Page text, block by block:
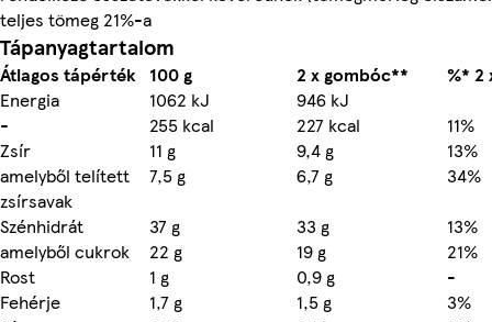
teljes tömeg 21%-a
Tápanyagtartalom
Átlagos tápérték 100 g 2 x gombóc**
%* 2
Energia
1062 kJ
946 kJ
-
255 kcal 227 kcal
11%
Zsír
11 g 9,4 g
13%
amelyből telített
zsírsavak
7,5 g 6,7 g
34%
Szénhidrát
37 g 33 g
13%
amelyből cukrok
22 g 19 g
21%
Rost
1 g 0,9 g
-
Fehérje
1,7 g 1,5 g
3%